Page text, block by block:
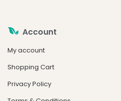
Account
My account
Shopping Cart
Privacy Policy